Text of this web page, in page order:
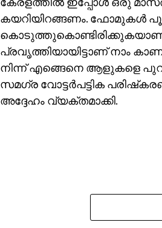
കയറിയിറങ്ങണം. ഫോമുകള്‍
പ്രവൃത്തിയായിട്ടാണ് നാം
നിന്ന് എങ്ങെനെ ആളുകളെ
സമഗ്ര വോട്ടര്‍പട്ടിക
അദ്ദേഹം വ്യക്തമാക്കി.